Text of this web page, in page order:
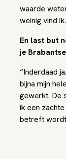
waarde
weinig vind
En last but
je
“Inderdaad
bijna mijn
gewerkt. De
ik een
betreft wordt